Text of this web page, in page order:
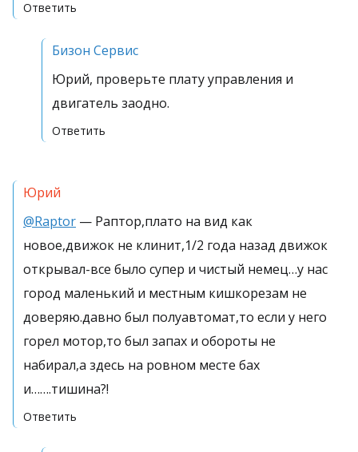
Ответить
Бизон Сервис
Юрий, проверьте плату управления и
двигатель заодно.
Ответить
Юрий
@Raptor — Раптор,плато на вид как
новое,движок не клинит,1/2 года назад движок
открывал-все было супер и чистый немец…у нас
город маленький и местным кишкорезам не
доверяю.давно был полуавтомат,то если у него
горел мотор,то был запах и обороты не
набирал,а здесь на ровном месте бах
и…….тишина?!
Ответить